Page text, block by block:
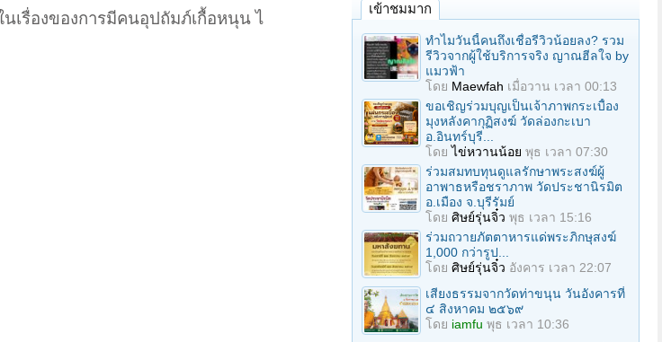
เรื่องของการมีคนอุปถัมภ์เกื้อหนุน ไ
เข้าชมมาก
ทำไมวันนี้คนถึงเชื่อรีวิวน้อยลง? รวม
รีวิวจากผู้ใช้บริการจริง ญาณฮีลใจ by
แมวฟ้า
โดย Maewfah เมื่อวาน เวลา 00:13
ขอเชิญร่วมบุญเป็นเจ้าภาพกระเบื้อง
มุงหลังคากุฏิสงฆ์ วัดล่องกะเบา
อ.อินทร์บุรี...
โดยไข่หวานน้อย พุธ เวลา 07:30
ร่วมสมทบทุนดูแลรักษาพระสงฆ์ผู้
อาพาธหรือชราภาพ วัดประชานิรมิต
อ.เมือง จ.บุรีรัมย์
โดย ศิษย์รุ่นจิ๋ว พุธ เวลา 15:16
ร่วมถวายภัตตาหารแด่พระภิกษุสงฆ์
1,000 กว่ารูป...
โดย ศิษย์รุ่นจิ๋ว อังคาร เวลา 22:07
เสียงธรรมจากวัดท่าขนุน วันอังคารที่
๔ สิงหาคม ๒๕๖๙
โดย iamfu พุธ เวลา 10:36